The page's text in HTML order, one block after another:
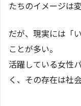
たちのイメージは
だが、現実には「
ことが多い。
活躍している女性
く、その存在は社